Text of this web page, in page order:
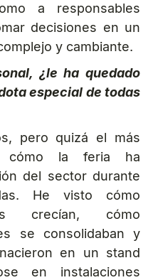
a responsables
decisiones en un
y cambiante.
¿le ha quedado
especial de todas
pero quizá el más
cómo la feria ha
del sector durante
He visto cómo
crecían, cómo
se consolidaban y
en un stand
en instalaciones